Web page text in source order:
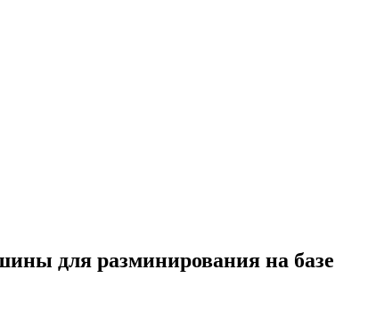
для разминирования на базе